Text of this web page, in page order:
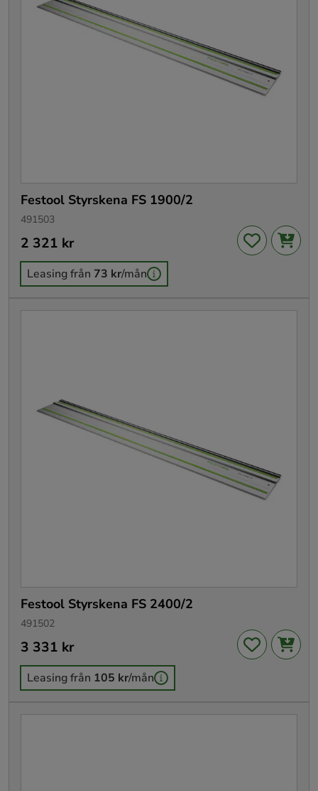
Festool Styrskena FS 1900/2
491503
Pris:2 321 kr
2 321 kr
Leasing från 73 kr/mån
Festool Styrskena FS 2400/2
491502
Pris:3 331 kr
3 331 kr
Leasing från 105 kr/mån